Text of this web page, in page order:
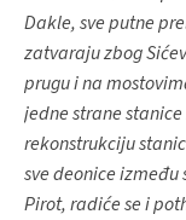
Dakle, sve putne
zatvaraju zbog
prugu i na
jedne strane
rekonstrukciju
sve deonice
Pirot, radiće se i